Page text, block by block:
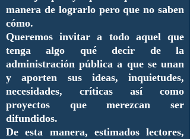
manera de lograrlo pero que no saben
cómo.
Queremos invitar a todo aquel que
tenga algo qué decir de la
administración pública a que se unan
y aporten sus ideas, inquietudes,
necesidades, críticas así como
proyectos que merezcan ser
difundidos.
De esta manera, estimados lectores,